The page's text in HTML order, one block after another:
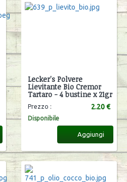
Lecker's Polvere
Lievitante Bio Cremor
Tartaro - 4 bustine x 21gr
Prezzo : 2.20 €
Disponibile
Aggiungi